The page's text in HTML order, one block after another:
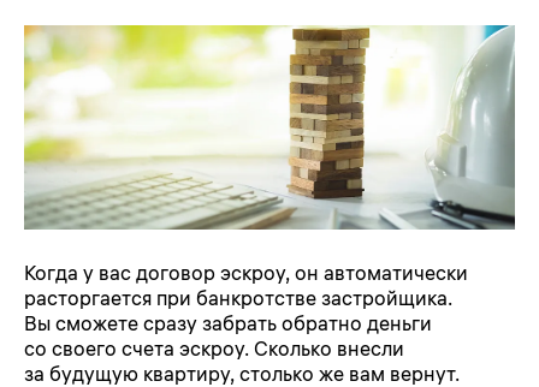
Когда у вас договор эскроу, он автоматически
расторгается при банкротстве застройщика.
Вы сможете сразу забрать обратно деньги
со своего счета эскроу. Сколько внесли
за будущую квартиру, столько же вам вернут.